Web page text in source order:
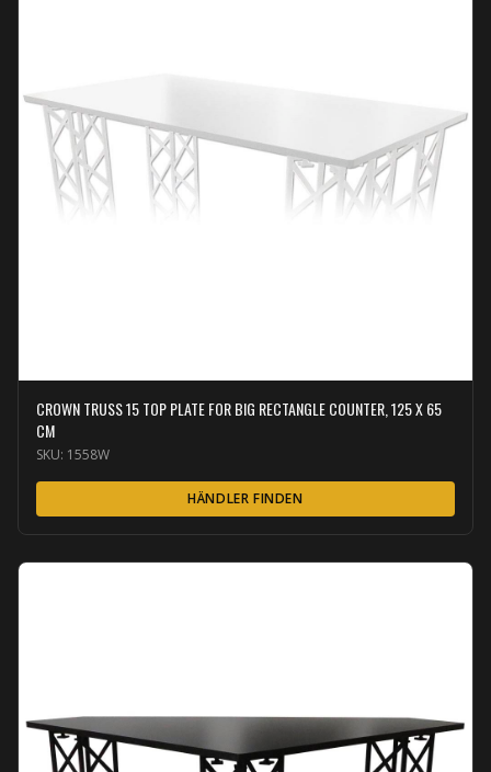
CROWN TRUSS 15 TOP PLATE FOR BIG RECTANGLE COUNTER, 125 X 65
CM
SKU: 1558W
HÄNDLER FINDEN